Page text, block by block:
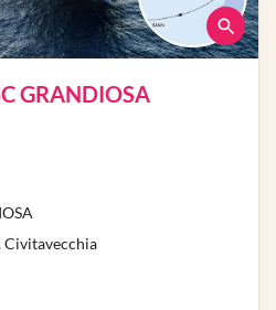
GRANDIOSA
Civitavecchia